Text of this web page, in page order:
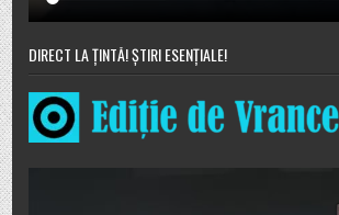
DIRECT LA ȚINTĂ! ȘTIRI ESENȚIALE!